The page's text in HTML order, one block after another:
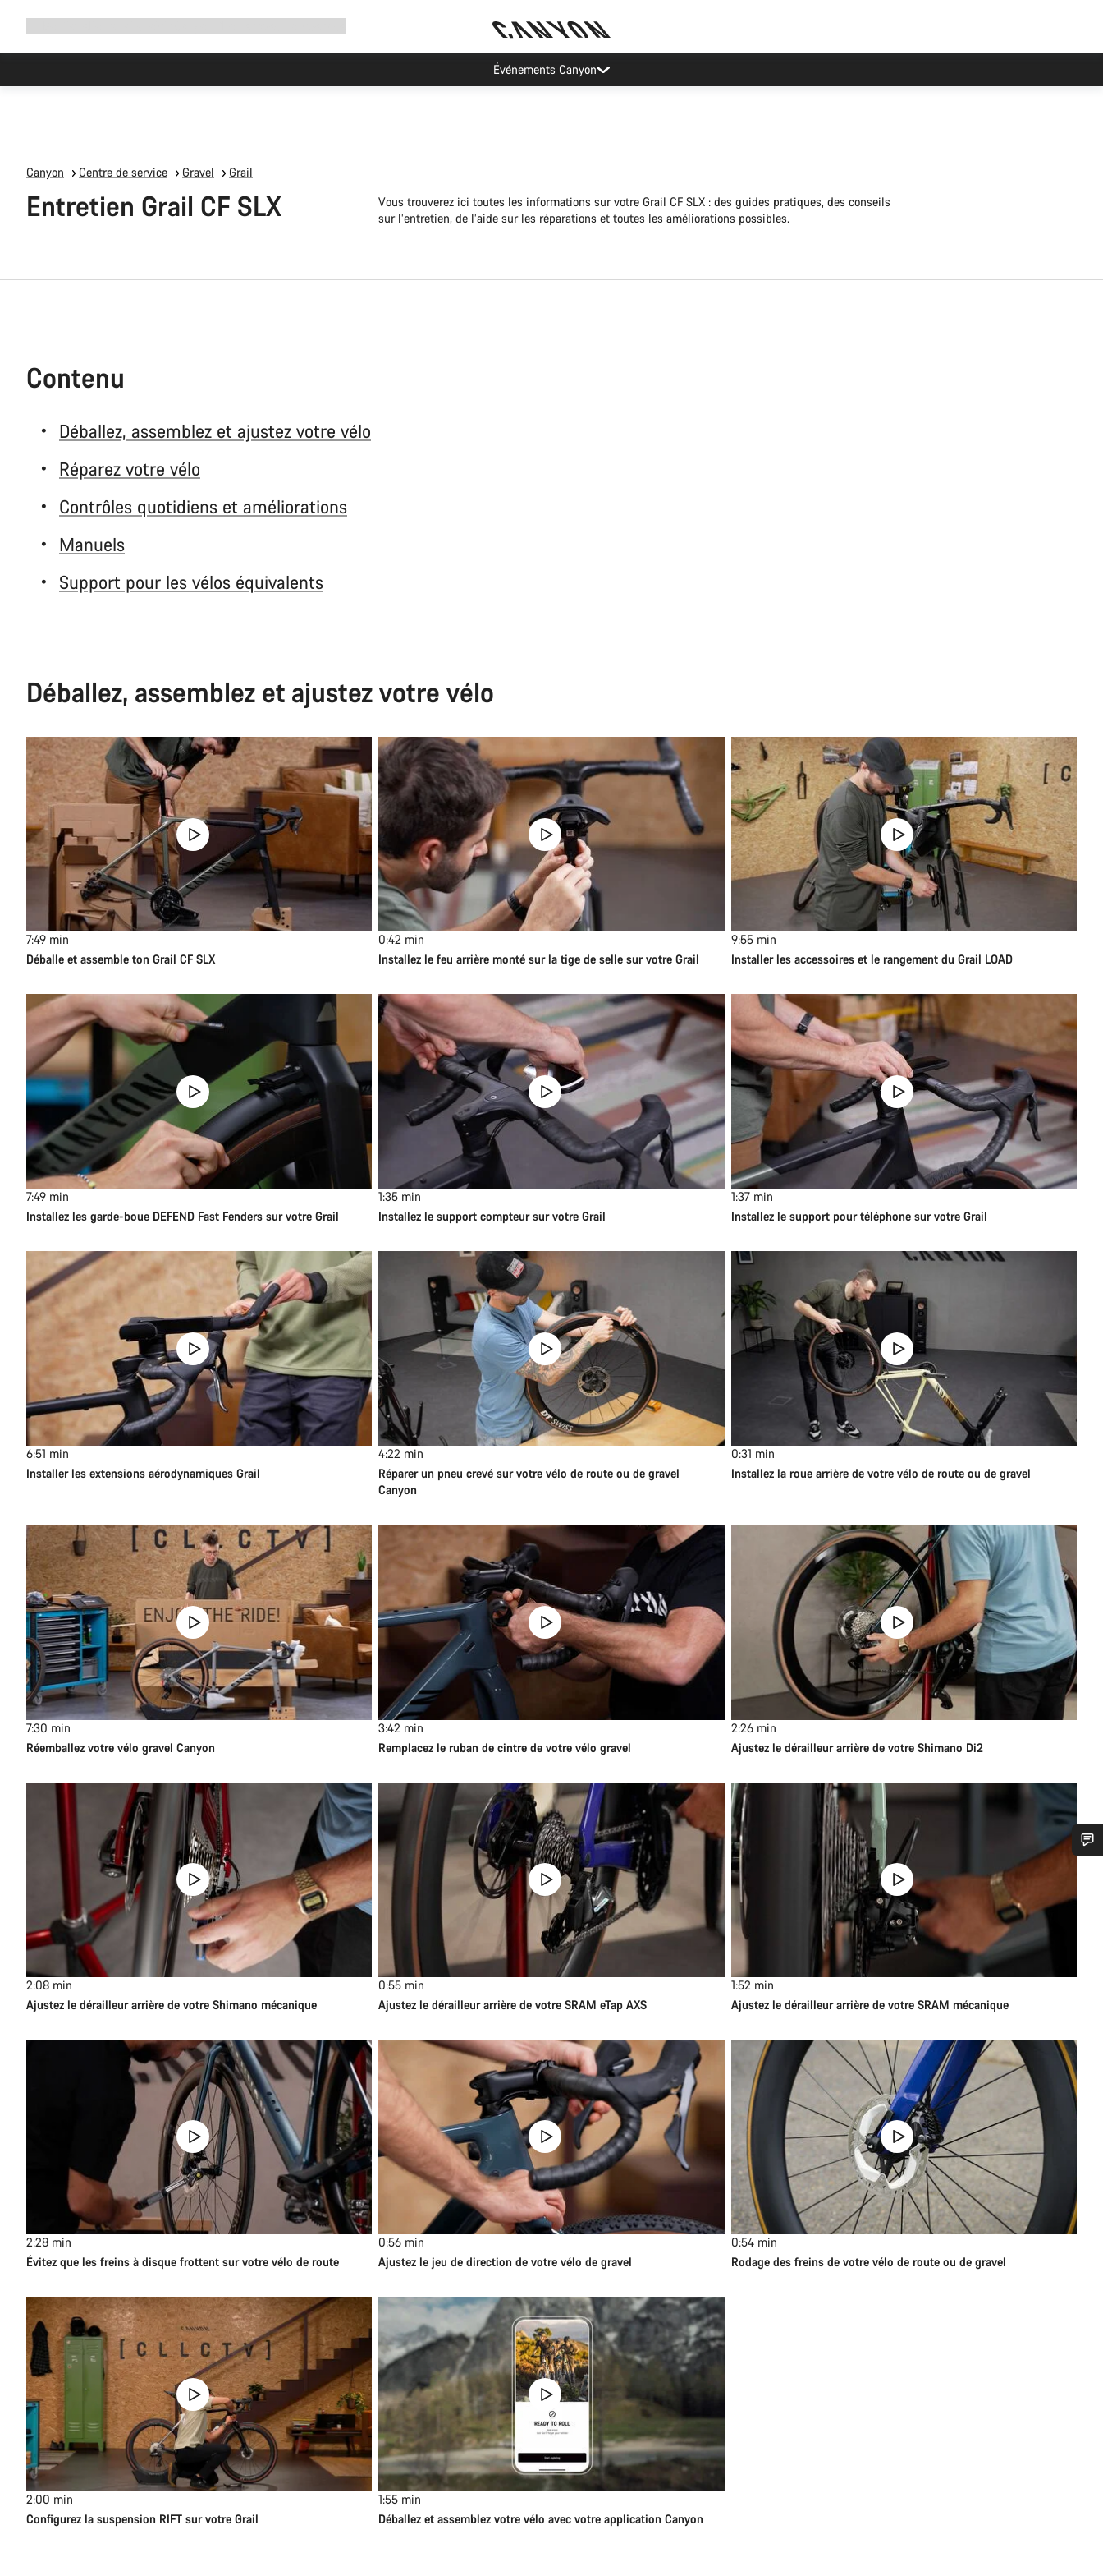
navigation
Forte demande pour les ateliers : nos sites de Munich et de Coblence enregistrent des délais d'attente plus longs que d'habitude.
Canyon Centre de service Gravel Grail
Entretien Grail CF SLX
Vous trouverez ici toutes les informations sur votre Grail CF SLX : des guides pratiques, des conseils
sur l’entretien, de l’aide sur les réparations et toutes les améliorations possibles.
Contenu
Déballez, assemblez et ajustez votre vélo
Réparez votre vélo
Contrôles quotidiens et améliorations
Manuels
Support pour les vélos équivalents
Déballez, assemblez et ajustez votre vélo
7:49 min
Déballe et assemble ton Grail CF SLX
0:42 min
Installez le feu arrière monté sur la tige de selle sur votre Grail
9:55 min
Installer les accessoires et le rangement du Grail LOAD
7:49 min
Installez les garde-boue DEFEND Fast Fenders sur votre Grail
1:35 min
Installez le support compteur sur votre Grail
1:37 min
Installez le support pour téléphone sur votre Grail
6:51 min
Installer les extensions aérodynamiques Grail
4:22 min
Réparer un pneu crevé sur votre vélo de route ou de gravel
Canyon
0:31 min
Installez la roue arrière de votre vélo de route ou de gravel
7:30 min
Réemballez votre vélo gravel Canyon
3:42 min
Remplacez le ruban de cintre de votre vélo gravel
2:26 min
Ajustez le dérailleur arrière de votre Shimano Di2
2:08 min
Ajustez le dérailleur arrière de votre Shimano mécanique
0:55 min
Ajustez le dérailleur arrière de votre SRAM eTap AXS
1:52 min
Ajustez le dérailleur arrière de votre SRAM mécanique
2:28 min
Évitez que les freins à disque frottent sur votre vélo de route
0:56 min
Ajustez le jeu de direction de votre vélo de gravel
0:54 min
Rodage des freins de votre vélo de route ou de gravel
2:00 min
Configurez la suspension RIFT sur votre Grail
1:55 min
Déballez et assemblez votre vélo avec votre application Canyon